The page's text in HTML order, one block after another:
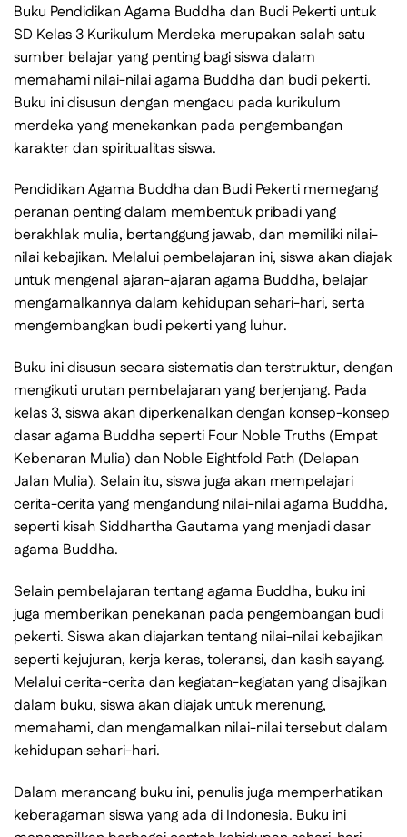
Buku Pendidikan Agama Buddha dan Budi Pekerti untuk
SD Kelas 3 Kurikulum Merdeka merupakan salah satu
sumber belajar yang penting bagi siswa dalam
memahami nilai-nilai agama Buddha dan budi pekerti.
Buku ini disusun dengan mengacu pada kurikulum
merdeka yang menekankan pada pengembangan
karakter dan spiritualitas siswa.
Pendidikan Agama Buddha dan Budi Pekerti memegang
peranan penting dalam membentuk pribadi yang
berakhlak mulia, bertanggung jawab, dan memiliki nilai-
nilai kebajikan. Melalui pembelajaran ini, siswa akan diajak
untuk mengenal ajaran-ajaran agama Buddha, belajar
mengamalkannya dalam kehidupan sehari-hari, serta
mengembangkan budi pekerti yang luhur.
Buku ini disusun secara sistematis dan terstruktur, dengan
mengikuti urutan pembelajaran yang berjenjang. Pada
kelas 3, siswa akan diperkenalkan dengan konsep-konsep
dasar agama Buddha seperti Four Noble Truths (Empat
Kebenaran Mulia) dan Noble Eightfold Path (Delapan
Jalan Mulia). Selain itu, siswa juga akan mempelajari
cerita-cerita yang mengandung nilai-nilai agama Buddha,
seperti kisah Siddhartha Gautama yang menjadi dasar
agama Buddha.
Selain pembelajaran tentang agama Buddha, buku ini
juga memberikan penekanan pada pengembangan budi
pekerti. Siswa akan diajarkan tentang nilai-nilai kebajikan
seperti kejujuran, kerja keras, toleransi, dan kasih sayang.
Melalui cerita-cerita dan kegiatan-kegiatan yang disajikan
dalam buku, siswa akan diajak untuk merenung,
memahami, dan mengamalkan nilai-nilai tersebut dalam
kehidupan sehari-hari.
Dalam merancang buku ini, penulis juga memperhatikan
keberagaman siswa yang ada di Indonesia. Buku ini